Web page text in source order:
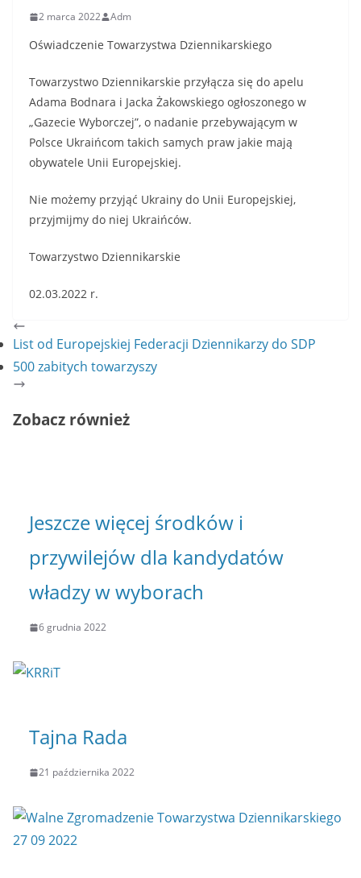
2 marca 2022 Adm
Oświadczenie Towarzystwa Dziennikarskiego
Towarzystwo Dziennikarskie przyłącza się do apelu
Adama Bodnara i Jacka Żakowskiego ogłoszonego w
„Gazecie Wyborczej”, o nadanie przebywającym w
Polsce Ukraińcom takich samych praw jakie mają
obywatele Unii Europejskiej.
Nie możemy przyjąć Ukrainy do Unii Europejskiej,
przyjmijmy do niej Ukraińców.
Towarzystwo Dziennikarskie
02.03.2022 r.
List od Europejskiej Federacji Dziennikarzy do SDP
500 zabitych towarzyszy
Zobacz również
Jeszcze więcej środków i
przywilejów dla kandydatów
władzy w wyborach
6 grudnia 2022
Tajna Rada
21 października 2022